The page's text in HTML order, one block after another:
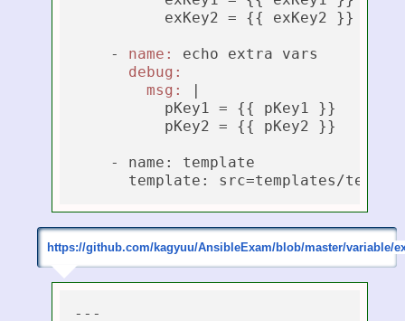
          exKey2 = {{ exKey2 }}
    -
name:
echo extra vars
debug:
msg:
|
          pKey1 = {{ pKey1 }}
          pKey2 = {{ pKey2 }}
    - name: template
https://github.com/kagyuu/AnsibleExam/blob/master/variable/